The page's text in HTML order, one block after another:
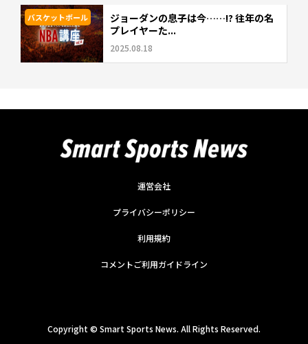
バスケットボール
ジョーダンの息子は今……!? 往年の名
プレイヤーた...
2025.08.18
運営会社
プライバシーポリシー
利用規約
コメントご利用ガイドライン
Copyright © Smart Sports News. All Rights Reserved.